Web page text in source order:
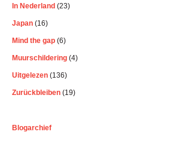
In Nederland (23)
Japan (16)
Mind the gap (6)
Muurschildering (4)
Uitgelezen (136)
Zurückbleiben (19)
Blogarchief